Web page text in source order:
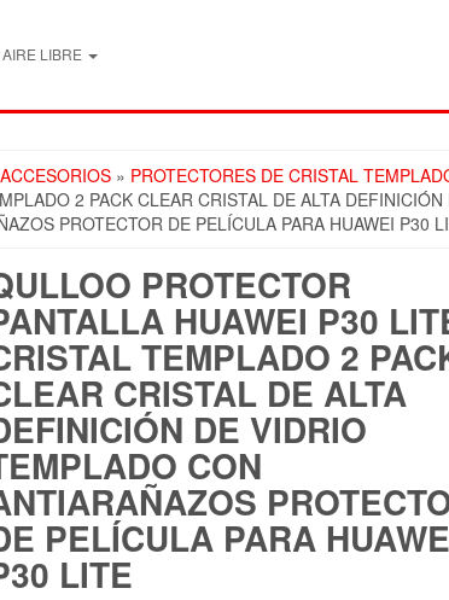
LIBRE
ACCESORIOS » PROTECTORES DE CRISTAL
2 PACK CLEAR CRISTAL DE ALTA DEFINICIÓN
PROTECTOR DE PELÍCULA PARA HUAWEI P30
PROTECTOR
HUAWEI P30
TEMPLADO 2
CRISTAL DE ALTA
DE VIDRIO
CON
PELÍCULA PARA
LITE